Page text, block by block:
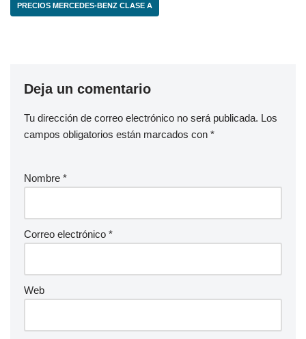
PRECIOS MERCEDES-BENZ CLASE A
Deja un comentario
Tu dirección de correo electrónico no será publicada. Los
campos obligatorios están marcados con *
Nombre *
Correo electrónico *
Web